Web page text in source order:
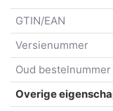
GTIN/EAN
Versienummer
Oud bestelnummer
Overige